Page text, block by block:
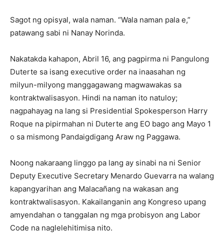
Sagot ng opisyal, wala naman. “Wala naman pala e,”
patawang sabi ni Nanay Norinda.
Nakatakda kahapon, Abril 16, ang pagpirma ni Pangulong
Duterte sa isang executive order na inaasahan ng
milyun-milyong manggagawang magwawakas sa
kontraktwalisasyon. Hindi na naman ito natuloy;
nagpahayag na lang si Presidential Spokesperson Harry
Roque na pipirmahan ni Duterte ang EO bago ang Mayo 1
o sa mismong Pandaigdigang Araw ng Paggawa.
Noong nakaraang linggo pa lang ay sinabi na ni Senior
Deputy Executive Secretary Menardo Guevarra na walang
kapangyarihan ang Malacañang na wakasan ang
kontraktwalisasyon. Kakailanganin ang Kongreso upang
amyendahan o tanggalan ng mga probisyon ang Labor
Code na naglelehitimisa nito.